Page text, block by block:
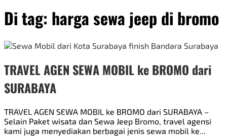
Di tag: harga sewa jeep di bromo
TRAVEL AGEN SEWA MOBIL ke BROMO dari
SURABAYA
TRAVEL AGEN SEWA MOBIL ke BROMO dari SURABAYA –
Selain Paket wisata dan Sewa Jeep Bromo, travel agensi
kami juga menyediakan berbagai jenis sewa mobil ke...